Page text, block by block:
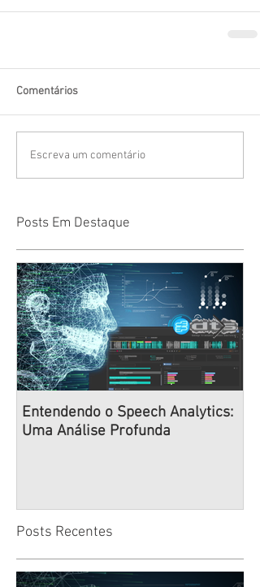
Comentários
Escreva um comentário
Posts Em Destaque
Entendendo o Speech Analytics:
Uma Análise Profunda
Posts Recentes